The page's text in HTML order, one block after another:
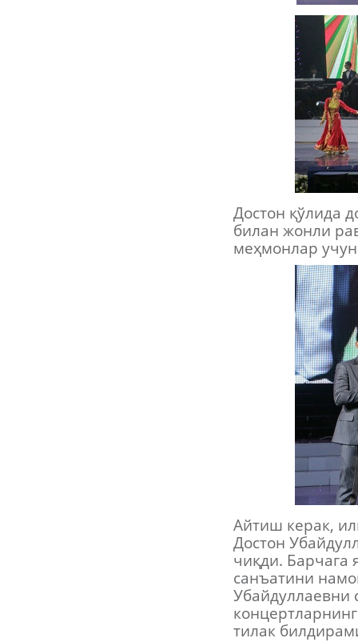
Достон қўлида
билан жонли
меҳмонлар
Айтиш керак,
Достон
чиқди. Барчага
санъатини
Убайдуллаевни
тилак